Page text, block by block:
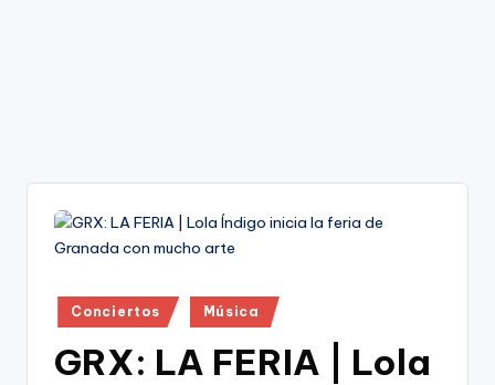
Publicado
en
Conciertos Música
GRX: LA FERIA | Lola